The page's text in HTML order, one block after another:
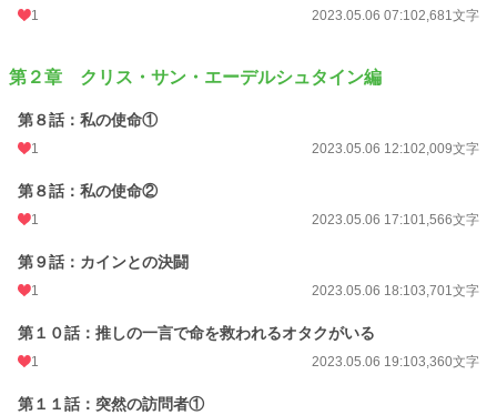
1 2023.05.06 07:102,681文字
第２章 クリス・サン・エーデルシュタイン編
第８話：私の使命①
1 2023.05.06 12:102,009文字
第８話：私の使命②
1 2023.05.06 17:101,566文字
第９話：カインとの決闘
1 2023.05.06 18:103,701文字
第１０話：推しの一言で命を救われるオタクがいる
1 2023.05.06 19:103,360文字
第１１話：突然の訪問者①